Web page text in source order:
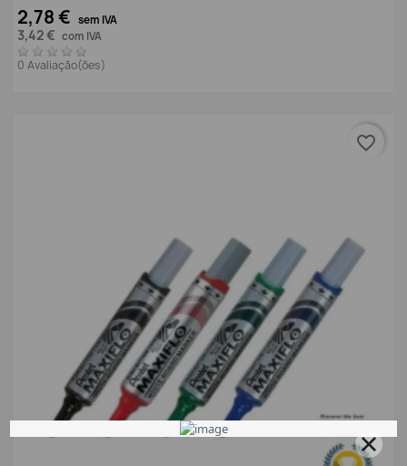
2,78 € sem IVA
3,42 € com IVA
0 Avaliação(ões)
favorite_border